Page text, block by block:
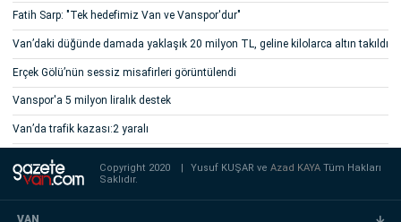
Fatih Sarp: "Tek hedefimiz Van ve Vanspor'dur"
Van’daki düğünde damada yaklaşık 20 milyon TL, geline kilolarca altın takıldı
Erçek Gölü’nün sessiz misafirleri görüntülendi
Vanspor'a 5 milyon liralık destek
Van’da trafik kazası:2 yaralı
Copyright 2020 | Yusuf KUŞAR veAzad KAYATüm Hakları
Saklıdır.
VAN